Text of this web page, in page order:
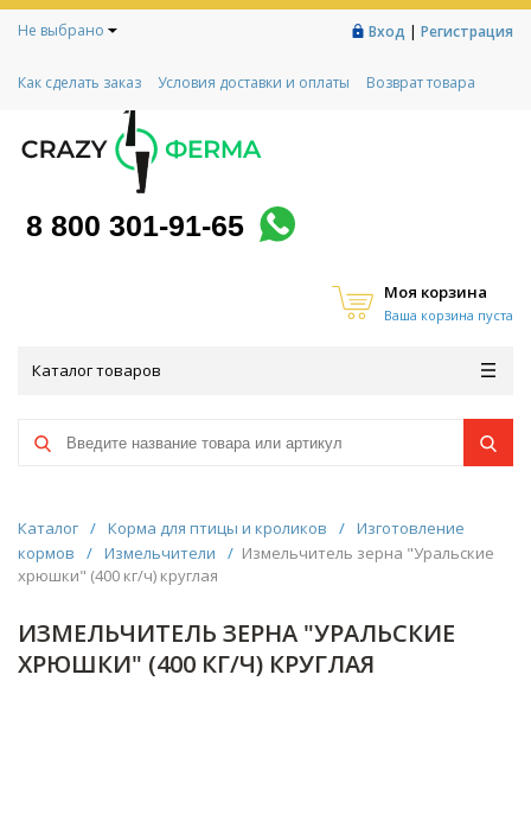
Не выбрано Вход | Регистрация
Как сделать заказ Условия доставки и оплаты
Возврат товара
Контакты
Социальный контракт
Любимая ферма
8 800 301-91-65
Моя корзина
Ваша корзина пуста
Каталог товаров
Каталог / Корма для птицы и кроликов / Изготовление
кормов
/ Измельчители / Измельчитель зерна "Уральские
хрюшки" (400 кг/ч) круглая
ИЗМЕЛЬЧИТЕЛЬ ЗЕРНА "УРАЛЬСКИЕ
ХРЮШКИ" (400 КГ/Ч) КРУГЛАЯ